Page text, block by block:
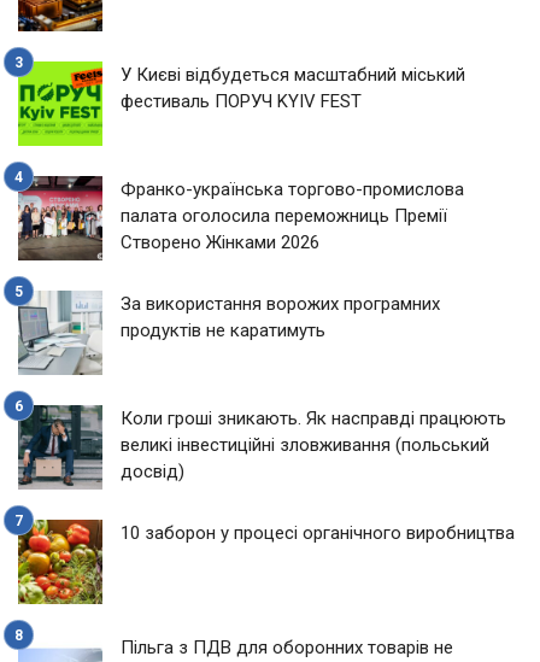
У Києві відбудеться масштабний міський
фестиваль ПОРУЧ KYIV FEST
Франко-українська торгово-промислова
палата оголосила переможниць Премії
Створено Жінками 2026
За використання ворожих програмних
продуктів не каратимуть
Коли гроші зникають. Як насправді працюють
великі інвестиційні зловживання (польський
досвід)
10 заборон у процесі органічного виробництва
Пільга з ПДВ для оборонних товарів не